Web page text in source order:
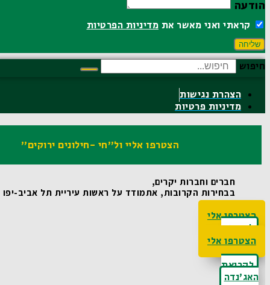
הודעה
קראתי ואני מאשר אתמדיניות הפרטיות
שליחה
חיפוש
הצהרת נגישות
מדיניות פרטיות
הצטרפו אליי ול"חי -חילונים ירוקים"
חברים וחברות יקרים,
בבחירות הקרובות, אתמודד על ראשות עיריית תל אביב-יפו
הצטרפו אלי
לקריאת
האג'נדה
הצטרפו אלי
לקריאת
האג'נדה